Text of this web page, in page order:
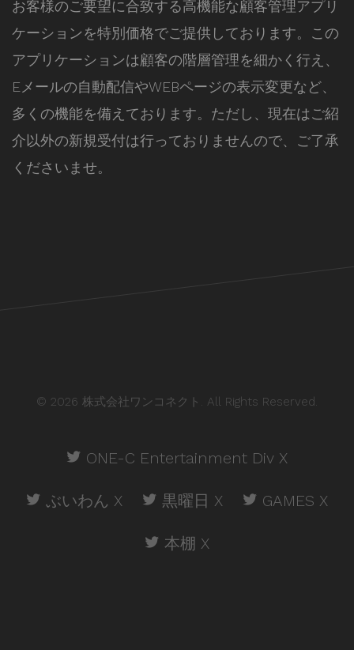
お客様のご要望に合致する高機能な顧客管理アプリ
ケーションを特別価格でご提供しております。この
アプリケーションは顧客の階層管理を細かく行え、
Eメールの自動配信やWEBページの表示変更など、
多くの機能を備えております。ただし、現在はご紹
介以外の新規受付は行っておりませんので、ご了承
くださいませ。
© 2026 株式会社ワンコネクト. All Rights Reserved.
ONE-C Entertainment Div X
ぶいわん X 黒曜日 X GAMES X
本棚 X